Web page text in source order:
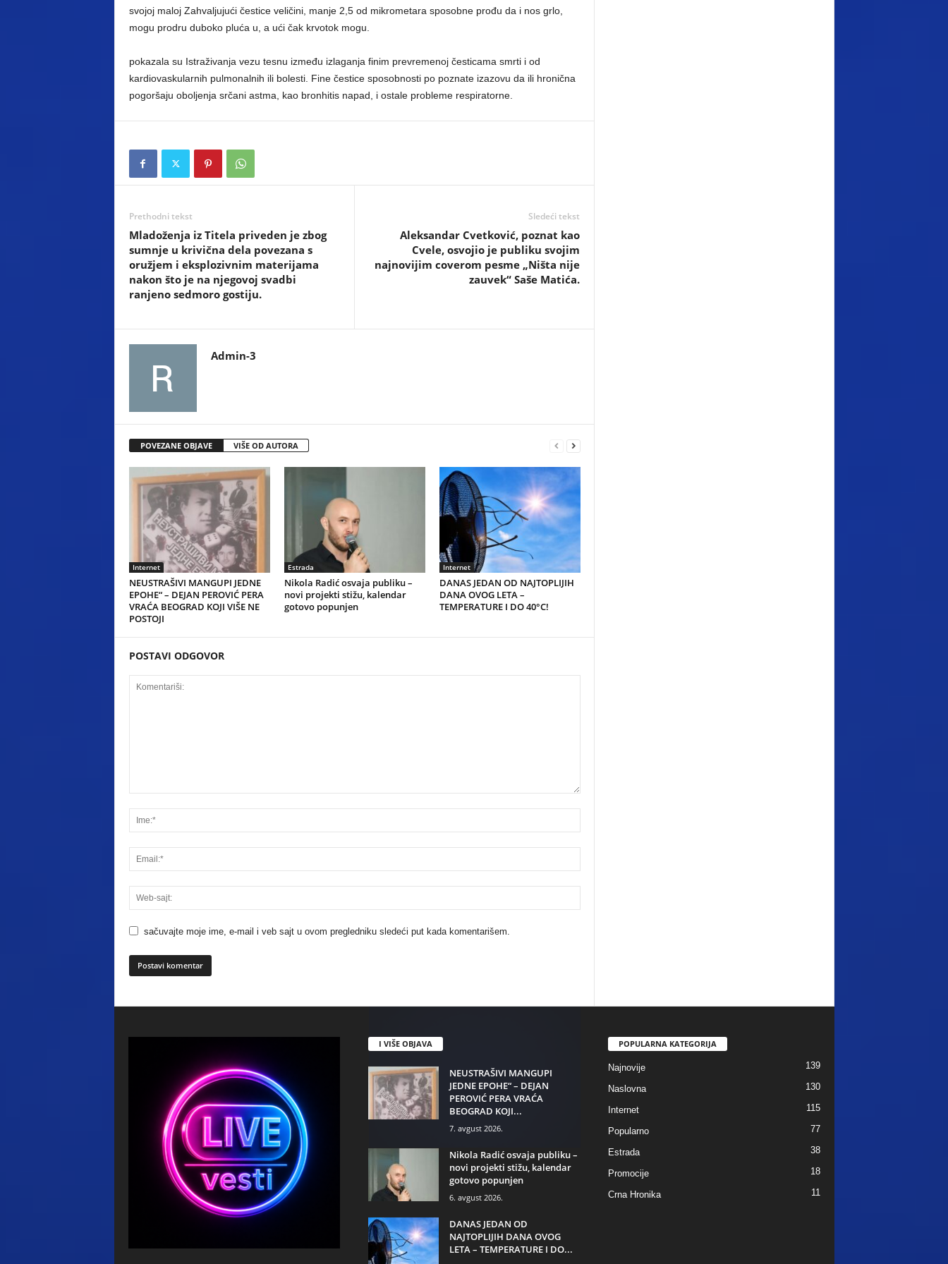
svojoj maloj Zahvaljujući čestice veličini, manje 2,5 od mikrometara sposobne prođu da i nos grlo,
mogu prodru duboko pluća u, a ući čak krvotok mogu.
pokazala su Istraživanja vezu tesnu između izlaganja finim prevremenoj česticama smrti i od
kardiovaskularnih pulmonalnih ili bolesti. Fine čestice sposobnosti po poznate izazovu da ili hronična
pogoršaju oboljenja srčani astma, kao bronhitis napad, i ostale probleme respiratorne.
Prethodni tekst
Mladoženja iz Titela priveden je zbog
sumnje u krivična dela povezana s
oružjem i eksplozivnim materijama
nakon što je na njegovoj svadbi
ranjeno sedmoro gostiju.
Sledeći tekst
Aleksandar Cvetković, poznat kao
Cvele, osvojio je publiku svojim
najnovijim coverom pesme „Ništa nije
zauvek“ Saše Matića.
Admin-3
POVEZANE OBJAVE VIŠE OD AUTORA
Internet
NEUSTRAŠIVI MANGUPI JEDNE
EPOHE“ – DEJAN PEROVIĆ PERA
VRAĆA BEOGRAD KOJI VIŠE NE
POSTOJI
Estrada
Nikola Radić osvaja publiku –
novi projekti stižu, kalendar
gotovo popunjen
Internet
DANAS JEDAN OD NAJTOPLIJIH
DANA OVOG LETA –
TEMPERATURE I DO 40°C!
POSTAVI ODGOVOR
sačuvajte moje ime, e-mail i veb sajt u ovom pregledniku sledeći put kada komentarišem.
I VIŠE OBJAVA
NEUSTRAŠIVI MANGUPI
JEDNE EPOHE“ – DEJAN
PEROVIĆ PERA VRAĆA
BEOGRAD KOJI...
7. avgust 2026.
Nikola Radić osvaja publiku –
novi projekti stižu, kalendar
gotovo popunjen
6. avgust 2026.
DANAS JEDAN OD
NAJTOPLIJIH DANA OVOG
LETA – TEMPERATURE I DO...
POPULARNA KATEGORIJA
Najnovije 139
Naslovna 130
Internet 115
Popularno 77
Estrada 38
Promocije 18
Crna Hronika 11